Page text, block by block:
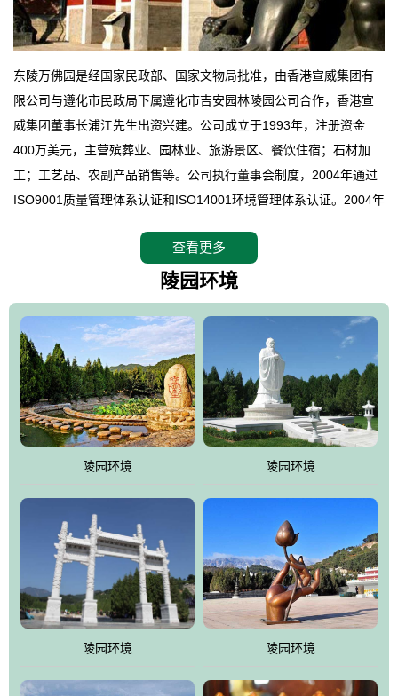
东陵万佛园是经国家民政部、国家文物局批准，由香港宣威集团有
限公司与遵化市民政局下属遵化市吉安园林陵园公司合作，香港宣
威集团董事长浦江先生出资兴建。公司成立于1993年，注册资金
400万美元，主营殡葬业、园林业、旅游景区、餐饮住宿；石材加
工；工艺品、农副产品销售等。公司执行董事会制度，2004年通过
ISO9001质量管理体系认证和ISO14001环境管理体系认证。2004年
拥有4A级旅游区头衔的花园式陵园，园内建有四星级酒店一座。
万佛园位于遵化市境内，座落在世界文化遗产清东陵地形墙内，地
形绝佳，地理位置优越，交通便利。公司以“建设全国顶级人生后花
园、打造佛教精品旅游圣地”为目标，以海外归侨、国内外知名人士
的墓地安葬、祭祀吊亡并结合旅游参观构成其主要使用功能；以苍
郁绚丽、优雅宜人的园林景观构成其外部形象。通过墓园建设与造
园手法相结合的默契操作，建成一处特色鲜明、服务周全、环境优
美、民族风格突出，与周边文物古迹交相呼应的极具吸引力的花园
式园林。
万佛园工程一期占地448亩，目前完成投资近12亿元人民币，园区采
用全仿古式建筑，寻求与世界文化遗产地清东陵的和谐统一，在园
区建设中寻求陵园建设与景区建设的有机融合，充分发挥独一无二
的地形优势，打造现代艺术园林，建设旅游景观、寺庙、酒店等综
合服务设施，服务于陵园经营，使企业的多元化经营项目相互依
托、相互促进，园区绿化覆盖率达90%。
查看更多
陵园环境
陵园环境 陵园环境
陵园环境 陵园环境